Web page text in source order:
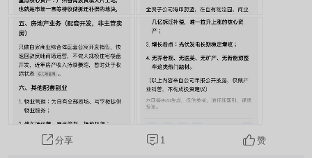
分享 1 赞